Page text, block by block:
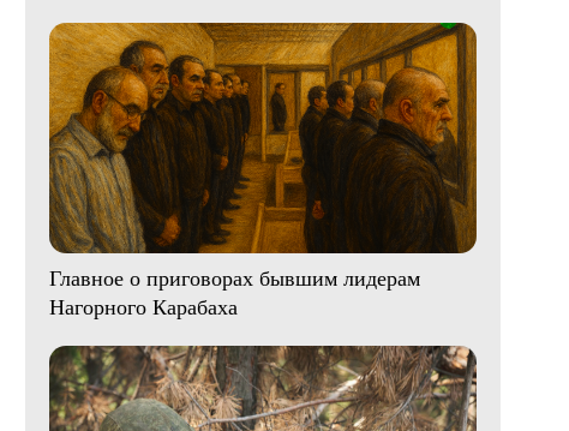
Главное о приговорах бывшим лидерам
Нагорного Карабаха